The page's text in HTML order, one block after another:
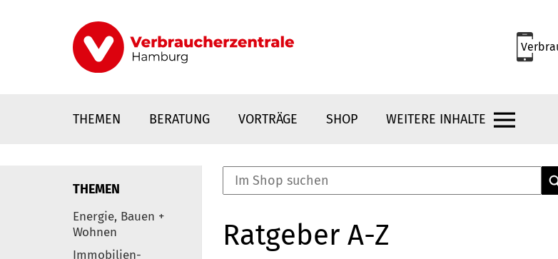
THEMEN BERATUNG VORTRÄGE SHOP WEITERE INHALTE
Elemente
THEMEN
Energie, Bauen +
Wohnen
Immobilien-
Ratgeber A-Z